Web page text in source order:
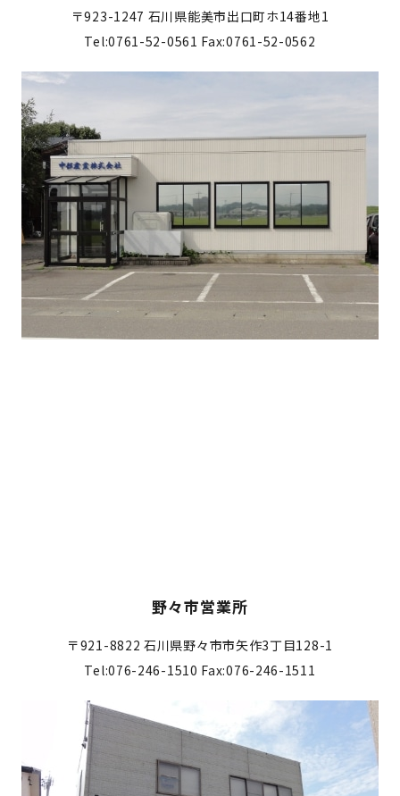
〒923-1247 石川県能美市出口町ホ14番地1
Tel:0761-52-0561 Fax:0761-52-0562
野々市営業所
〒921-8822 石川県野々市市矢作3丁目128-1
Tel:076-246-1510 Fax:076-246-1511